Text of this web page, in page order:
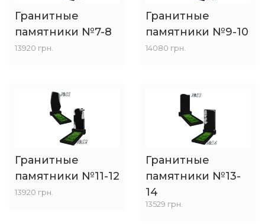
Гранитные
памятники №7-8
13920 грн.
Гранитные
памятники №9-10
14080 грн.
Гранитные
памятники №11-12
13920 грн.
Гранитные
памятники №13-
14
13529 грн.